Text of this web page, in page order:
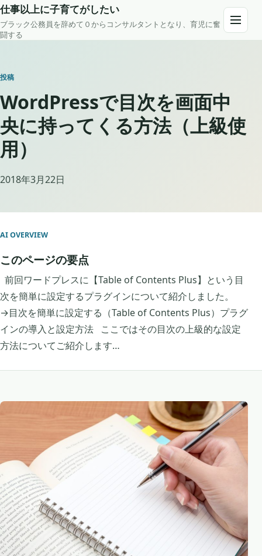
Skip to content
仕事以上に子育てがしたい
ブラック公務員を辞めて０からコンサルタントとなり、育児に奮
闘する
Open
投稿
WordPressで目次を画面中
央に持ってくる方法（上級使
用）
2018年3月22日
AI OVERVIEW
このページの要点
前回ワードプレスに【Table of Contents Plus】という目
次を簡単に設定するプラグインについて紹介しました。
→目次を簡単に設定する（Table of Contents Plus）プラグ
インの導入と設定方法 ここではその目次の上級的な設定
方法についてご紹介します…